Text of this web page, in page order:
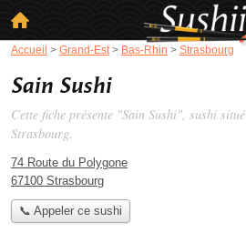
Accueil > Grand-Est > Bas-Rhin > Strasbourg
Sain Sushi
Cette fiche présente "Sain Sushi", sushi situé
Strasbourg.
74 Route du Polygone
67100 Strasbourg
📞 Appeler ce sushi